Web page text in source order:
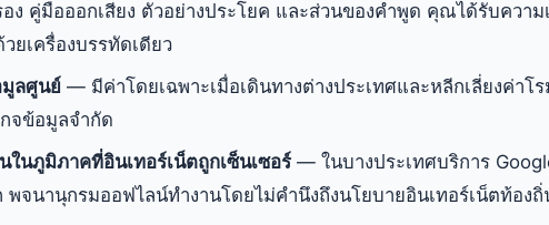
ง คู่มือออกเสียง ตัวอย่างประโยค และส่วนของคำพูด คุณได้รับความ
ยเครื่องบรรทัดเดียว
ลศูนย์ — มีค่าโดยเฉพาะเมื่อเดินทางต่างประเทศและหลีกเลี่ยงค่าโ
จข้อมูลจำกัด
ในภูมิภาคที่อินเทอร์เน็ตถูกเซ็นเซอร์— ในบางประเทศบริการ
พจนานุกรมออฟไลน์ทำงานโดยไม่คำนึงถึงนโยบายอินเทอร์เน็ตท้องถิ่